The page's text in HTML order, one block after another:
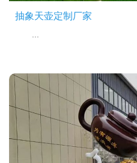
抽象天壶定制厂家
...